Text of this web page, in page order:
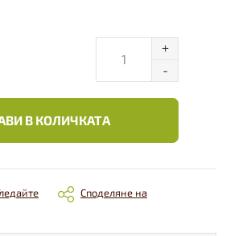
В КОЛИЧКАТА
Споделяне на